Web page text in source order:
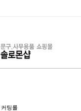
커팅롤